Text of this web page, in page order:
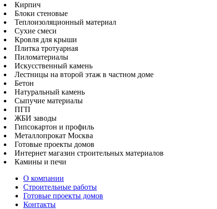
Кирпич
Блоки стеновые
Теплоизоляционный материал
Сухие смеси
Кровля для крыши
Плитка тротуарная
Пиломатериалы
Искусственный камень
Лестницы на второй этаж в частном доме
Бетон
Натуральный камень
Сыпучие материалы
ПГП
ЖБИ заводы
Гипсокартон и профиль
Металлопрокат Москва
Готовые проекты домов
Интернет магазин строительных материалов
Камины и печи
О компании
Строительные работы
Готовые проекты домов
Контакты